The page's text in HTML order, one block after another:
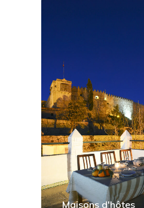
Maisons d'hôtes